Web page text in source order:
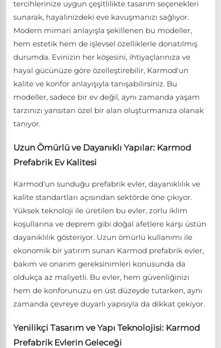
tercihlerinize uygun çeşitlilikte tasarım seçenekleri
sunarak, hayalinizdeki eve kavuşmanızı sağlıyor.
Modern mimari anlayışla şekillenen bu modeller,
hem estetik hem de işlevsel özelliklerle donatılmış
durumda. Evinizin her köşesini, ihtiyaçlarınıza ve
hayal gücünüze göre özelleştirebilir, Karmod'un
kalite ve konfor anlayışıyla tanışabilirsiniz. Bu
modeller, sadece bir ev değil, aynı zamanda yaşam
tarzınızı yansıtan özel bir alan oluşturmanıza olanak
tanıyor.
Uzun Ömürlü ve Dayanıklı Yapılar: Karmod
Prefabrik Ev Kalitesi
Karmod'un sunduğu prefabrik evler, dayanıklılık ve
kalite standartları açısından sektörde öne çıkıyor.
Yüksek teknoloji ile üretilen bu evler, zorlu iklim
koşullarına ve deprem gibi doğal afetlere karşı üstün
dayanıklılık gösteriyor. Uzun ömürlü kullanımı ile
ekonomik bir yatırım sunan Karmod prefabrik evler,
bakım ve onarım gereksinimleri konusunda da
oldukça az maliyetli. Bu evler, hem güvenliğinizi
hem de konforunuzu en üst düzeyde tutarken, aynı
zamanda çevreye duyarlı yapısıyla da dikkat çekiyor.
Yenilikçi Tasarım ve Yapı Teknolojisi: Karmod
Prefabrik Evlerin Geleceği